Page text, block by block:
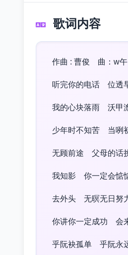
歌词内容
作曲 : 曹俊 曲：w午
听完你的电话 位透
我的心块落雨 沃甲
少年时不知苦 当咧
无顾前途 父母的话
我知影 你一定会惦
去外头 无暝无日努
你讲你一定成功 会
乎阮袂孤单 乎阮永